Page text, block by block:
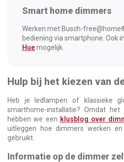
Smart home dimmers
Werken met Busch-
bediening via smartphone. Ook
Huemogelijk.
Hulp bij het kiezen van
Heb je ledlampen of klassieke
smarthome-installatie? Omdat
hebben we een klusblog over
uitleggen hoe dimmers werken
gebruikt.
Informatie op de dimmer